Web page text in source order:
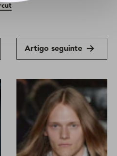
Artigo seguinte